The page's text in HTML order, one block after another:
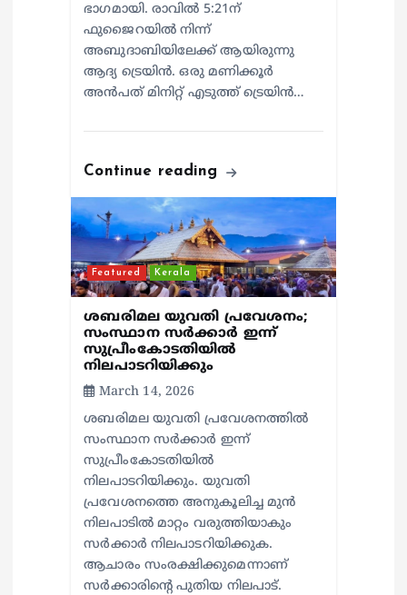
ഭാഗമായി. രാവിൽ 5:21ന്
ഫുജൈറയിൽ നിന്ന്
അബുദാബിയിലേക്ക് ആയിരുന്നു
ആദ്യ ട്രെയിൻ. ഒരു മണിക്കൂർ
അൻപത് മിനിറ്റ് എടുത്ത് ട്രെയിൻ…
Continue reading
Featured Kerala
ശബരിമല യുവതി പ്രവേശനം;
സംസ്ഥാന സര്‍ക്കാര്‍ ഇന്ന്
സുപ്രീംകോടതിയില്‍
നിലപാടറിയിക്കും
March 14, 2026
ശബരിമല യുവതി പ്രവേശനത്തില്‍
സംസ്ഥാന സര്‍ക്കാര്‍ ഇന്ന്
സുപ്രീംകോടതിയില്‍
നിലപാടറിയിക്കും. യുവതി
പ്രവേശനത്തെ അനുകൂലിച്ച മുന്‍
നിലപാടില്‍ മാറ്റം വരുത്തിയാകും
സര്‍ക്കാര്‍ നിലപാടറിയിക്കുക.
ആചാരം സംരക്ഷിക്കുമെന്നാണ്
സര്‍ക്കാരിന്റെ പുതിയ നിലപാട്.